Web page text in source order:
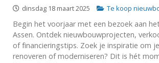
dinsdag 18 maart 2025 Te koop
Begin het voorjaar met een bezoek aan
Assen. Ontdek nieuwbouwprojecten,
of financieringstips. Zoek je inspiratie om
renoveren of moderniseren? Dit is hét